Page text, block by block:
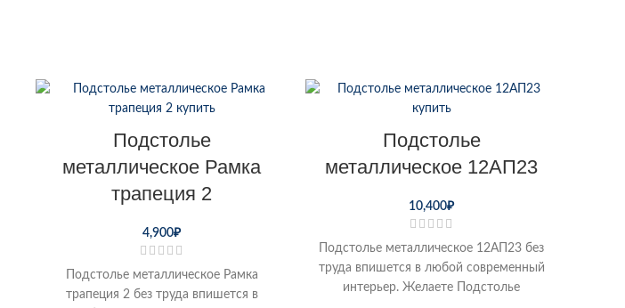
Подстолье
металлическое Рамка
трапеция 2
4,900₽
Подстолье металлическое Рамка
трапеция 2 без труда впишется в
Подстолье
металлическое 12АП23
10,400₽
Подстолье металлическое 12АП23 без
труда впишется в любой современный
интерьер. Желаете Подстолье